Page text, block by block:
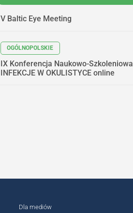
V Baltic Eye Meeting
IX Konferencja Naukowo-Szkoleniowa
INFEKCJE W OKULISTYCE online
Dla mediów